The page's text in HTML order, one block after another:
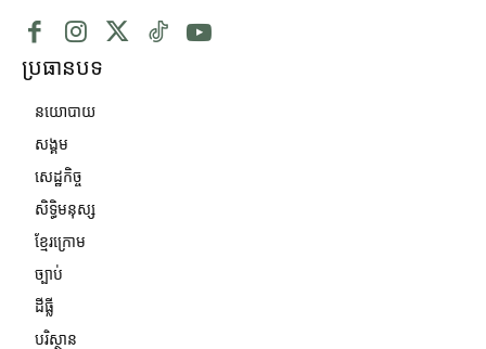
ប្រធានបទ
នយោបាយ
សង្គម
សេដ្ឋកិច្ច
សិទ្ធិមនុស្ស
ខ្មែរក្រោម
ច្បាប់
ដីធ្លី
បរិស្ថាន